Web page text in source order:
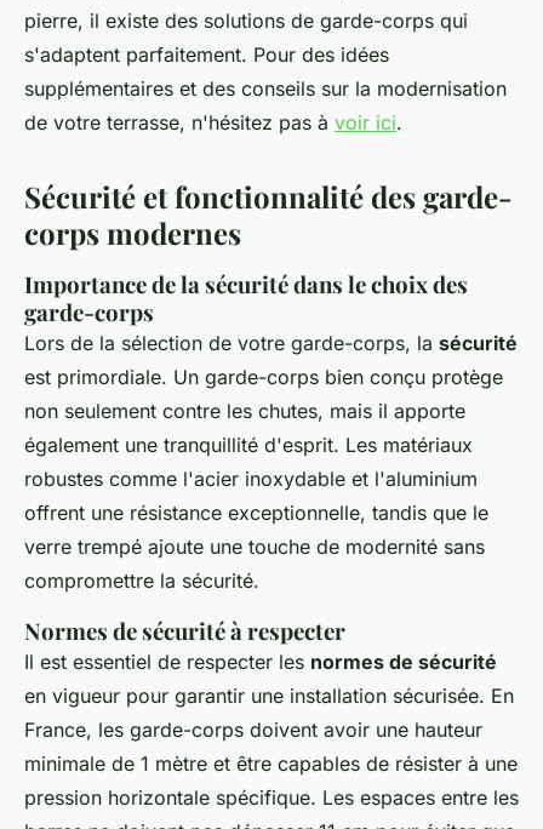
pierre, il existe des solutions de garde-corps qui
s'adaptent parfaitement. Pour des idées
supplémentaires et des conseils sur la modernisation
de votre terrasse, n'hésitez pas à voir ici.
Sécurité et fonctionnalité des garde-
corps modernes
Importance de la sécurité dans le choix des
garde-corps
Lors de la sélection de votre garde-corps, la sécurité
est primordiale. Un garde-corps bien conçu protège
non seulement contre les chutes, mais il apporte
également une tranquillité d'esprit. Les matériaux
robustes comme l'acier inoxydable et l'aluminium
offrent une résistance exceptionnelle, tandis que le
verre trempé ajoute une touche de modernité sans
compromettre la sécurité.
Normes de sécurité à respecter
Il est essentiel de respecter les normes de sécurité
en vigueur pour garantir une installation sécurisée. En
France, les garde-corps doivent avoir une hauteur
minimale de 1 mètre et être capables de résister à une
pression horizontale spécifique. Les espaces entre les